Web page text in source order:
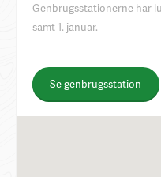
Genbrugsstationerne har
samt 1. januar.
Se genbrugsstation